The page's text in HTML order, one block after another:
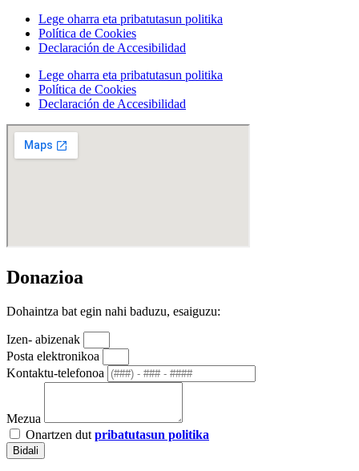
Lege oharra eta pribatutasun politika
Política de Cookies
Declaración de Accesibilidad
Lege oharra eta pribatutasun politika
Política de Cookies
Declaración de Accesibilidad
Donazioa
Dohaintza bat egin nahi baduzu, esaiguzu:
Izen- abizenak
Posta elektronikoa
Kontaktu-telefonoa
Mezua
Onartzen dut pribatutasun politika
Bidali